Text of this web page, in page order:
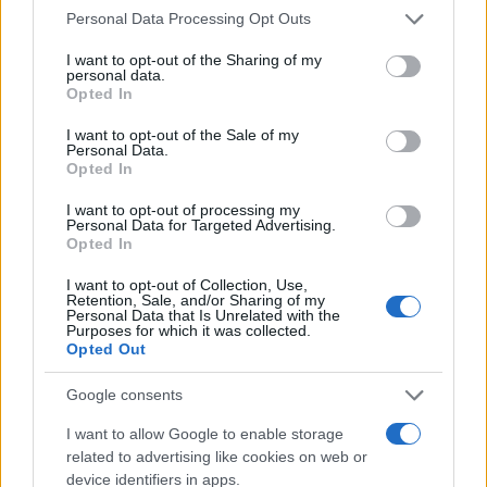
Please note that this website/app uses one or more Google
not limited to your visit or usage behaviour. You may click to
grant or deny consent to Google and its third-party tags to
use your data for below specified purposes in below Google
consent section.
Personal Data Processing Opt Outs
I want to opt-out of the Sharing of my
personal data.
Opted In
I want to opt-out of the Sale of my
Personal Data.
Opted In
I want to opt-out of processing my
Personal Data for Targeted Advertising.
Opted In
I want to opt-out of Collection, Use,
Retention, Sale, and/or Sharing of my
Personal Data that Is Unrelated with the
Purposes for which it was collected.
Opted Out
Google consents
I want to allow Google to enable storage
related to advertising like cookies on web or
device identifiers in apps.
17.03.2024 16:26
Flash.gr